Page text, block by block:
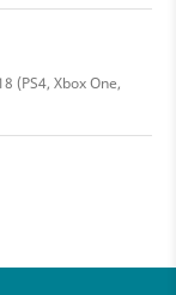
(PS4, Xbox One,